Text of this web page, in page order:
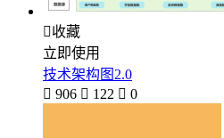
收藏
立即使用
技术架构图2.0
 906  122  0